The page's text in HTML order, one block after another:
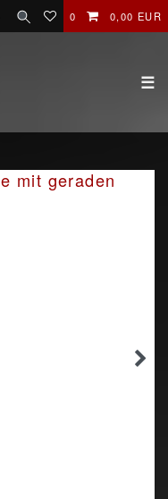
0 0,00 EUR
☰